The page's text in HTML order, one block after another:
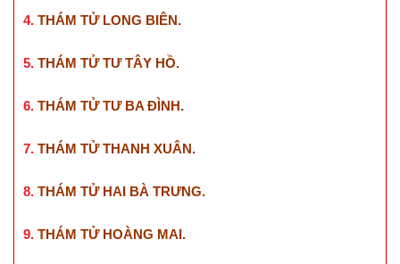
4. THÁM TỬ LONG BIÊN.
5. THÁM TỬ TƯ TÂY HỒ.
6. THÁM TỬ TƯ BA ĐÌNH.
7. THÁM TỬ THANH XUÂN.
8. THÁM TỬ HAI BÀ TRƯNG.
9. THÁM TỬ HOÀNG MAI.